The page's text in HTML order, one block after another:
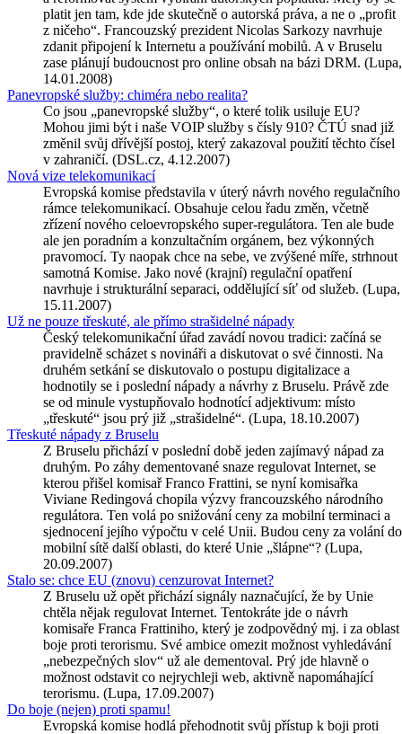
platit jen tam, kde jde skutečně o autorská práva, a ne o „profit
z ničeho“. Francouzský prezident Nicolas Sarkozy navrhuje
zdanit připojení k Internetu a používání mobilů. A v Bruselu
zase plánují budoucnost pro online obsah na bázi DRM. (Lupa,
14.01.2008)
Panevropské služby: chiméra nebo realita?
Co jsou „panevropské služby“, o které tolik usiluje EU?
Mohou jimi být i naše VOIP služby s čísly 910? ČTÚ snad již
změnil svůj dřívější postoj, který zakazoval použití těchto čísel
v zahraničí. (DSL.cz, 4.12.2007)
Nová vize telekomunikací
Evropská komise představila v úterý návrh nového regulačního
rámce telekomunikací. Obsahuje celou řadu změn, včetně
zřízení nového celoevropského super-regulátora. Ten ale bude
ale jen poradním a konzultačním orgánem, bez výkonných
pravomocí. Ty naopak chce na sebe, ve zvýšené míře, strhnout
samotná Komise. Jako nové (krajní) regulační opatření
navrhuje i strukturální separaci, oddělující síť od služeb. (Lupa,
15.11.2007)
Už ne pouze třeskuté, ale přímo strašidelné nápady
Český telekomunikační úřad zavádí novou tradici: začíná se
pravidelně scházet s novináři a diskutovat o své činnosti. Na
druhém setkání se diskutovalo o postupu digitalizace a
hodnotily se i poslední nápady a návrhy z Bruselu. Právě zde
se od minule vystupňovalo hodnotící adjektivum: místo
„třeskuté“ jsou prý již „strašidelné“. (Lupa, 18.10.2007)
Třeskuté nápady z Bruselu
Z Bruselu přichází v poslední době jeden zajímavý nápad za
druhým. Po záhy dementované snaze regulovat Internet, se
kterou přišel komisař Franco Frattini, se nyní komisařka
Viviane Redingová chopila výzvy francouzského národního
regulátora. Ten volá po snižování ceny za mobilní terminaci a
sjednocení jejího výpočtu v celé Unii. Budou ceny za volání do
mobilní sítě další oblasti, do které Unie „šlápne“? (Lupa,
20.09.2007)
Stalo se: chce EU (znovu) cenzurovat Internet?
Z Bruselu už opět přichází signály naznačující, že by Unie
chtěla nějak regulovat Internet. Tentokráte jde o návrh
komisaře Franca Frattiniho, který je zodpovědný mj. i za oblast
boje proti terorismu. Své ambice omezit možnost vyhledávání
„nebezpečných slov“ už ale dementoval. Prý jde hlavně o
možnost odstavit co nejrychleji web, aktivně napomáhající
terorismu. (Lupa, 17.09.2007)
Do boje (nejen) proti spamu!
Evropská komise hodlá přehodnotit svůj přístup k boji proti